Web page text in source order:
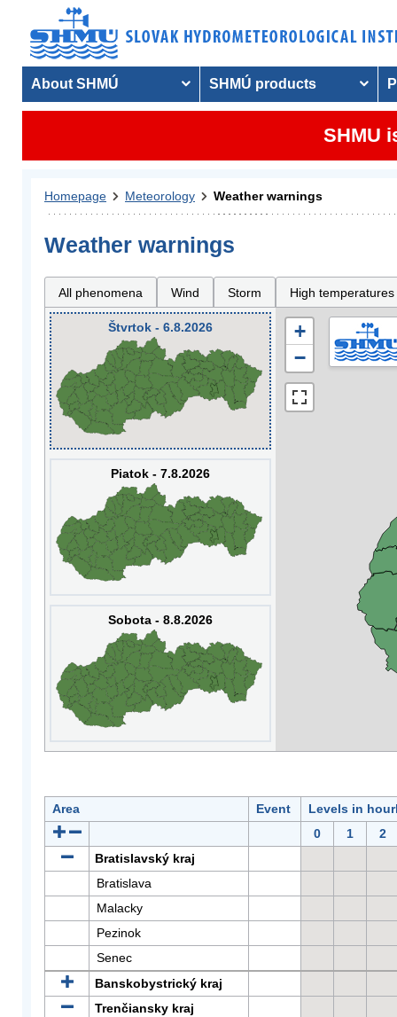
About SHMÚ SHMÚ products
SHMU
Homepage Meteorology Weather warnings
Weather warnings
All phenomena Wind Storm High temperatures
Štvrtok - 6.8.2026
Piatok - 7.8.2026
Sobota - 8.8.2026
+
−
Area Event
Levels in
0
1
2
Bratislavský kraj
Bratislava
Malacky
Pezinok
Senec
Banskobystrický kraj
Trenčiansky kraj